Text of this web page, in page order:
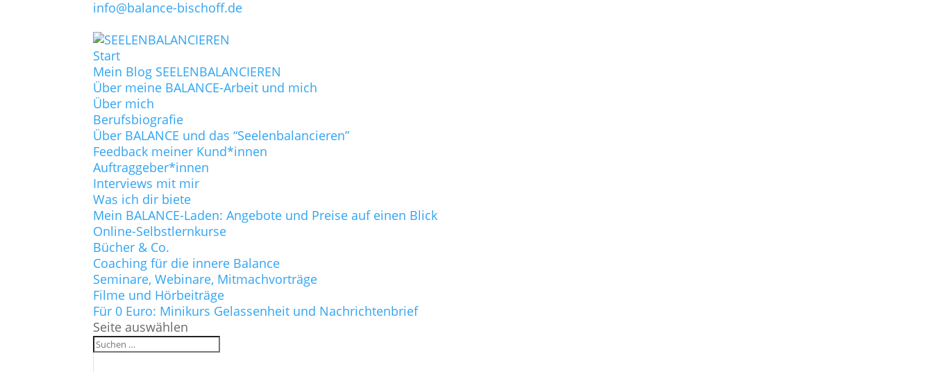
info@balance-bischoff.de
Start
Mein Blog SEELENBALANCIEREN
Über meine BALANCE-Arbeit und mich
Über mich
Berufsbiografie
Über BALANCE und das “Seelenbalancieren”
Feedback meiner Kund*innen
Auftraggeber*innen
Interviews mit mir
Was ich dir biete
Mein BALANCE-Laden: Angebote und Preise auf einen Blick
Online-Selbstlernkurse
Bücher & Co.
Coaching für die innere Balance
Seminare, Webinare, Mitmachvorträge
Filme und Hörbeiträge
Für 0 Euro: Minikurs Gelassenheit und Nachrichtenbrief
Seite auswählen